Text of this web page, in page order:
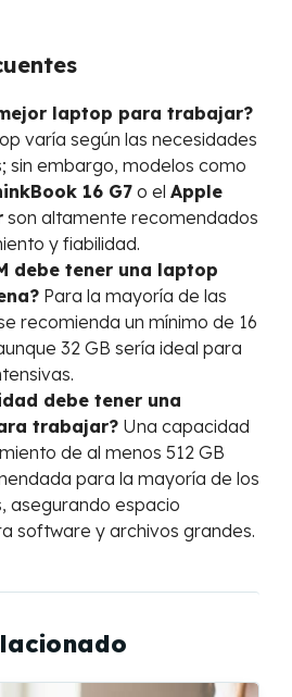
laptop para trabajar?
varía según las necesidades
sin embargo, modelos como
16 G7 o el Apple
son altamente recomendados
y fiabilidad.
debe tener una laptop
Para la mayoría de las
recomienda un mínimo de 16
32 GB sería ideal para
debe tener una
trabajar? Una capacidad
de al menos 512 GB
para la mayoría de los
asegurando espacio
software y archivos grandes.